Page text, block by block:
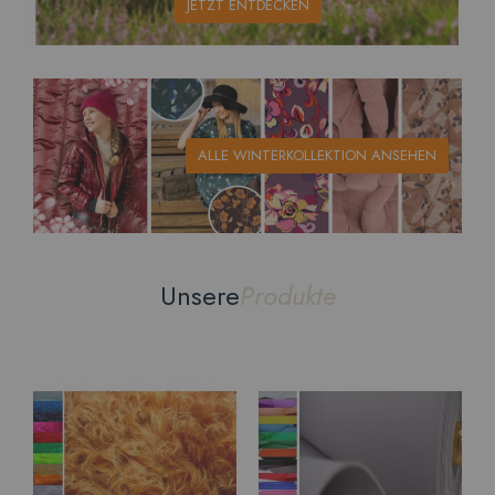
JETZT ENTDECKEN
ALLE WINTERKOLLEKTION ANSEHEN
UnsereProdukte